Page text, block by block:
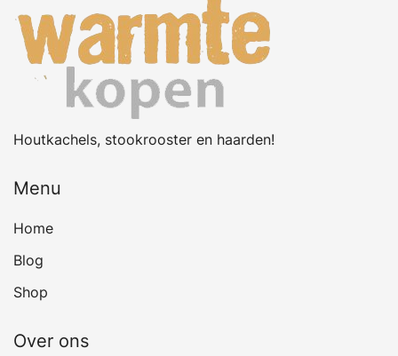
Houtkachels, stookrooster en haarden!
Menu
Home
Blog
Shop
Over ons